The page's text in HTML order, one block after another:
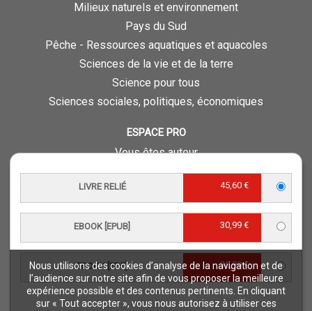
Nous utilisons des cookies d’analyse de la navigation et de
l’audience sur notre site afin de vous proposer la meilleure
expérience possible et des contenus pertinents. En cliquant
sur « Tout accepter », vous nous autorisez à utiliser ces
LIVRE RELIÉ 45,60 €
EBOOK [EPUB] 30,99 €
EBOOK [PDF] 30,99 €
Milieux naturels et environnement
Pays du Sud
Pêche - Ressources aquatiques et aquacoles
Sciences de la vie et de la terre
Science pour tous
Sciences sociales, politiques, économiques
ESPACE PRO
Vous êtes auteur
Vous êtes journaliste
Vous êtes libraire
Foreign rights
Procédure d'évaluation
NOTRE SITE
Quae © 2018